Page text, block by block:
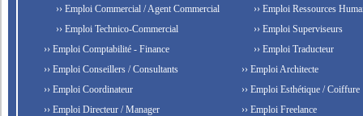
›› Emploi Commercial / Agent Commercial
›› Emploi Technico-Commercial
›› Emploi Comptabilité - Finance
›› Emploi Conseillers / Consultants
›› Emploi Coordinateur
›› Emploi Directeur / Manager
›› Emploi Ressources
›› Emploi Superviseurs
›› Emploi Traducteur
›› Emploi Architecte
›› Emploi Esthétique / Coiffure
›› Emploi Freelance